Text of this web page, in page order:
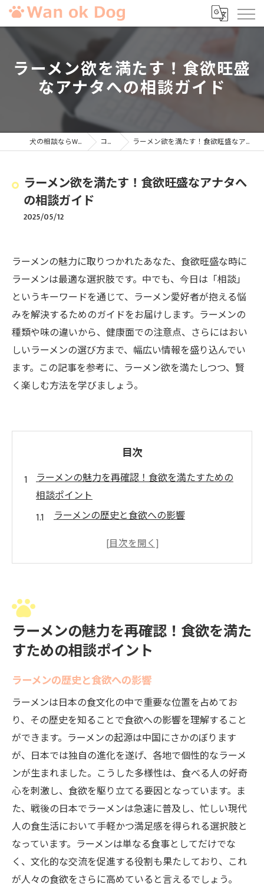
ラーメン欲を満たす！食欲旺盛
なアナタへの相談ガイド
犬の相談ならWan ok Dog コラム ラーメン欲を満たす！食欲旺盛なアナタへの相談ガイド
ラーメン欲を満たす！食欲旺盛なアナタへ
の相談ガイド
2025/05/12
ラーメンの魅力に取りつかれたあなた、食欲旺盛な時に
ラーメンは最適な選択肢です。中でも、今日は「相談」
というキーワードを通じて、ラーメン愛好者が抱える悩
みを解決するためのガイドをお届けします。ラーメンの
種類や味の違いから、健康面での注意点、さらにはおい
しいラーメンの選び方まで、幅広い情報を盛り込んでい
ます。この記事を参考に、ラーメン欲を満たしつつ、賢
く楽しむ方法を学びましょう。
目次
ラーメンの魅力を再確認！食欲を満たすための
相談ポイント
ラーメンの歴史と食欲への影響
食欲を刺激するラーメンの香りの秘密
選び
ラーメン欲を抑えつつ楽しむ方法の相談
食欲旺盛なあなたに贈るラーメン選びの相談ガ
イド
食欲旺盛な人におすすめのラーメンの種類
ラーメンの選び方に関する専門家への相談
食欲を満たすラーメンの味付けの重要性
ラーメン選びにおける食材の質と相談
食欲を最大限に引き出すラーメンの選び方
ラーメン選びで失敗しないための相談術
ラーメン欲を満たす！健康面での注意点と相談
の重要性
健康的にラーメンを楽しむための相談ポイ
ント
ラーメンの魅力を再確認！食欲を満た
すための相談ポイント
ラーメンの歴史と食欲への影響
ラーメンは日本の食文化の中で重要な位置を占めてお
り、その歴史を知ることで食欲への影響を理解すること
ができます。ラーメンの起源は中国にさかのぼります
が、日本では独自の進化を遂げ、各地で個性的なラーメ
ンが生まれました。こうした多様性は、食べる人の好奇
心を刺激し、食欲を駆り立てる要因となっています。ま
た、戦後の日本でラーメンは急速に普及し、忙しい現代
人の食生活において手軽かつ満足感を得られる選択肢と
なっています。ラーメンは単なる食事としてだけでな
く、文化的な交流を促進する役割も果たしており、これ
が人々の食欲をさらに高めていると言えるでしょう。